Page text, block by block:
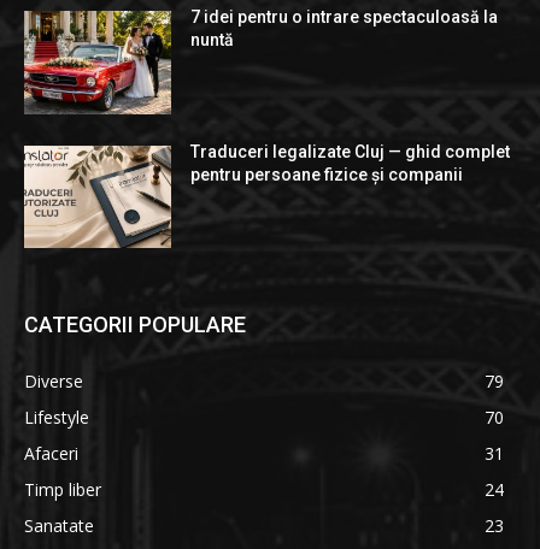
7 idei pentru o intrare spectaculoasă la
nuntă
Traduceri legalizate Cluj — ghid complet
pentru persoane fizice și companii
CATEGORII POPULARE
Diverse
79
Lifestyle
70
Afaceri
31
Timp liber
24
Sanatate
23